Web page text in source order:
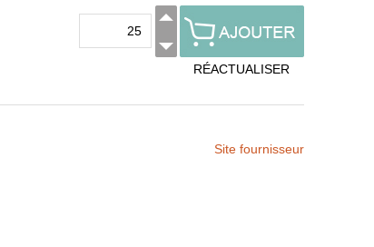
RÉACTUALISER
Site fournisseur